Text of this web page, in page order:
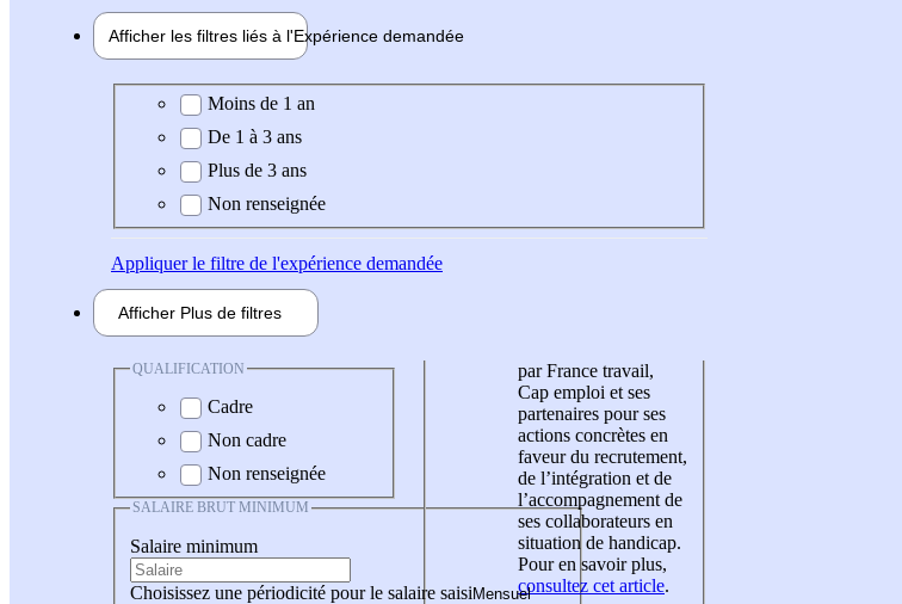
Afficher les filtres liés à l'Expérience demandée
Expérience demandée
Moins de 1 an
De 1 à 3 ans
Plus de 3 ans
Non renseignée
Appliquerle filtre de l'expérience demandée
Afficher Plus de filtres
QUALIFICATION
Cadre
Non cadre
Non renseignée
SALAIRE BRUT MINIMUM
Salaire minimum
Choisissez une périodicité pour le salaire saisi
par France travail,
Cap emploi et ses
partenaires pour ses
actions concrètes en
faveur du recrutement,
de l’intégration et de
l’accompagnement de
ses collaborateurs en
situation de handicap.
Pour en savoir plus,
consultez cet article.